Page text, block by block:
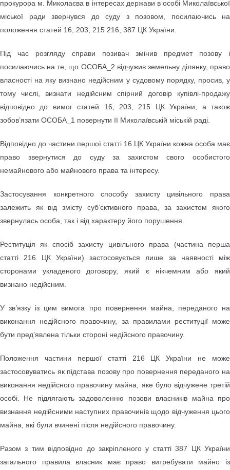
прокурора м. Миколаєва в інтересах держави в особі Миколаївської
міської ради звернувся до суду з позовом, посилаючись на
положення статей 16, 203, 215 216, 387 ЦК України.
Під час розгляду справи позивач змінив предмет позову і
посилаючись на те, що ОСОБА_2 відчужив земельну ділянку, право
власності на яку визнано недійсним у судовому порядку, просив, у
тому числі, визнати недійсним спірний договір купівлі-продажу
відповідно до вимог статей 16, 203, 215 ЦК України, а також
зобов’язати ОСОБА_1 повернути її Миколаївській міській раді.
Відповідно до частини першої статті 16 ЦК України кожна особа має
право звернутися до суду за захистом свого особистого
немайнового або майнового права та інтересу.
Застосування конкретного способу захисту цивільного права
залежить як від змісту суб’єктивного права, за захистом якого
звернулась особа, так і від характеру його порушення.
Реституція як спосіб захисту цивільного права (частина перша
статті 216 ЦК України) застосовується лише за наявності між
сторонами укладеного договору, який є нікчемним або який
визнано недійсним.
У зв’язку із цим вимога про повернення майна, переданого на
виконання недійсного правочину, за правилами реституції може
бути пред’явлена тільки стороні недійсного правочину.
Положення частини першої статті 216 ЦК України не може
застосовуватись як підстава позову про повернення переданого на
виконання недійсного правочину майна, яке було відчужене третій
особі. Не підлягають задоволенню позови власників майна про
визнання недійсними наступних правочинів щодо відчуження цього
майна, які були вчинені після недійсного правочину.
Разом з тим відповідно до закріпленого у статті 387 ЦК України
загального правила власник має право витребувати майно із